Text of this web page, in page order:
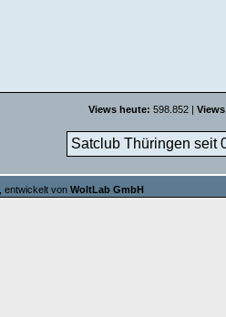
Views heute: 598.852 |
Satclub Thüringen seit
, entwickelt von WoltLab GmbH